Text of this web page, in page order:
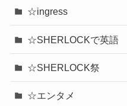
☆ingress
☆SHERLOCKで英語
☆SHERLOCK祭
☆エンタメ